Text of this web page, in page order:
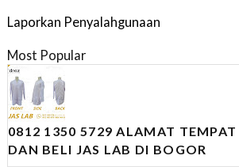
Laporkan Penyalahgunaan
Most Popular
0812 1350 5729 ALAMAT TEMPAT
DAN BELI JAS LAB DI BOGOR